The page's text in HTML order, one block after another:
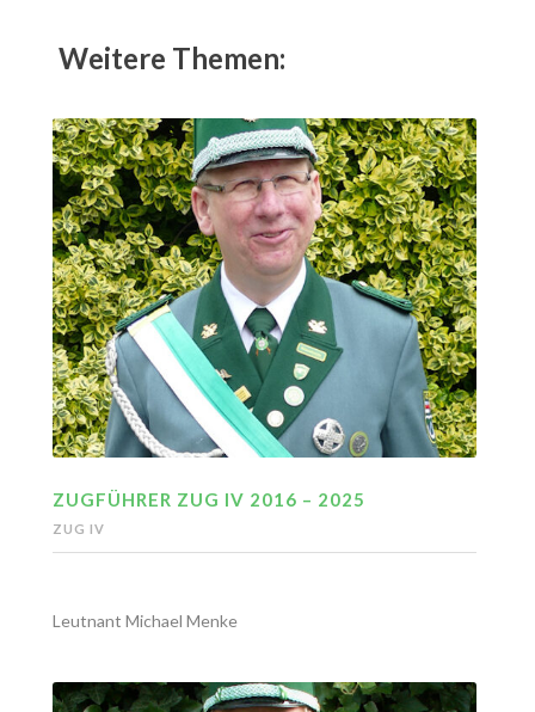
Weitere Themen:
ZUGFÜHRER ZUG IV 2016 – 2025
ZUG IV
Leutnant Michael Menke